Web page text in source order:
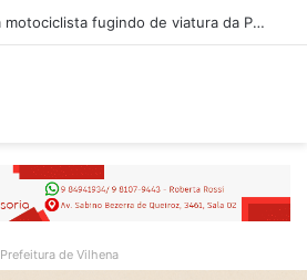
MP-RO obtém condenação de réu a mais de 21 anos de prisão por homicídio motivado por “violência vicária” em Espigão do Oeste
Prefeitura de Vilhena